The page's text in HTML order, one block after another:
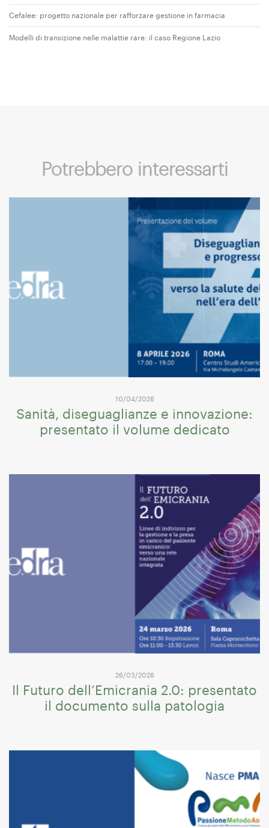
Cefalee: progetto nazionale per rafforzare gestione in farmacia
Modelli di transizione nelle malattie rare: il caso Regione Lazio
Potrebbero interessarti
10/04/2026
Sanità, diseguaglianze e innovazione:
presentato il volume dedicato
26/03/2026
Il Futuro dell’Emicrania 2.0: presentato
il documento sulla patologia